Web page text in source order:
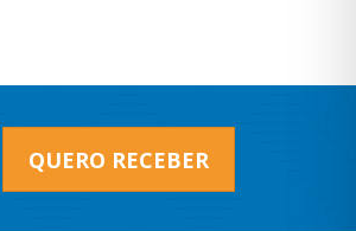
QUERO RECEBER